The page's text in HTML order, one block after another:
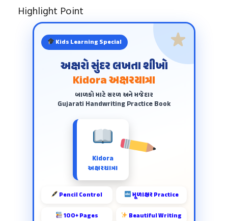
Highlight Point
Kids Learning Special
અક્ષરો સુંદર લખતા શીખો
Kidora અક્ષરયાત્રા
બાળકો માટે સરળ અને મજેદાર
Gujarati Handwriting Practice Book
Kidora
અક્ષરયાત્રા
Pencil Control મૂળાક્ષર Practice
100+ Pages Beautiful Writing